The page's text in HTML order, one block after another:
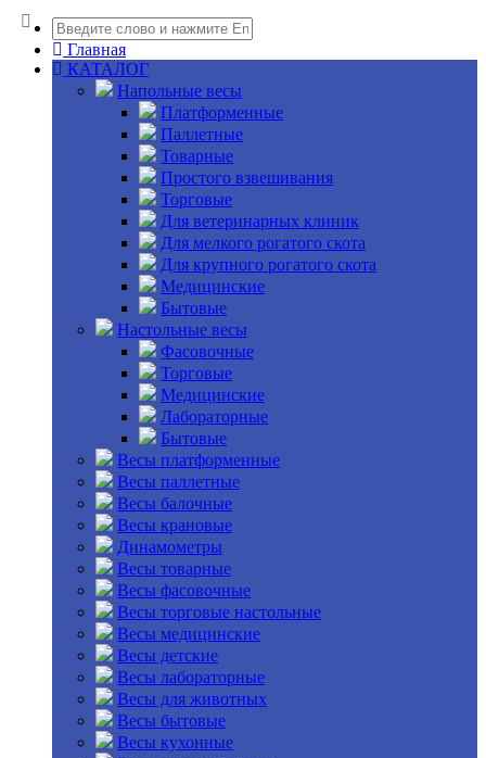
Главная
КАТАЛОГ
Напольные весы
Платформенные
Паллетные
Товарные
Простого взвешивания
Торговые
Для ветеринарных клиник
Для мелкого рогатого скота
Для крупного рогатого скота
Медицинские
Бытовые
Настольные весы
Фасовочные
Торговые
Медицинские
Лабораторные
Бытовые
Весы платформенные
Весы паллетные
Весы балочные
Весы крановые
Динамометры
Весы товарные
Весы фасовочные
Весы торговые настольные
Весы медицинские
Весы детские
Весы лабораторные
Весы для животных
Весы бытовые
Весы кухонные